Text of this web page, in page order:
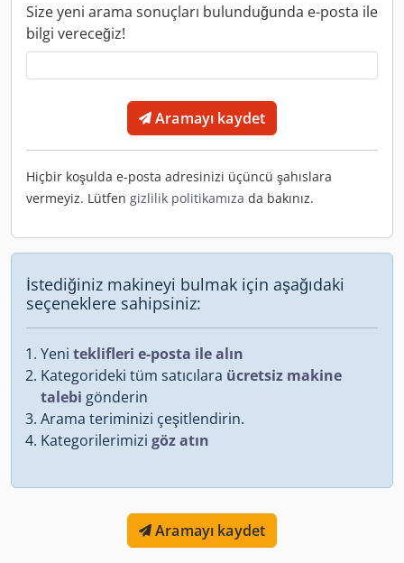
Size yeni arama sonuçları bulunduğunda e-posta ile
bilgi vereceğiz!
Aramayı kaydet
Hiçbir koşulda e-posta adresinizi üçüncü şahıslara
vermeyiz. Lütfen gizlilik politikamıza da bakınız.
İstediğiniz makineyi bulmak için aşağıdaki
seçeneklere sahipsiniz:
Yeni teklifleri e-posta ile alın
Kategorideki tüm satıcılara ücretsiz makine
talebi gönderin
Arama teriminizi çeşitlendirin.
Kategorilerimizi göz atın
Aramayı kaydet